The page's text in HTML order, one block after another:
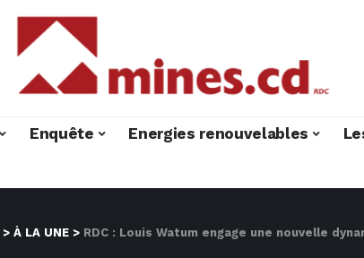
Enquête Energies renouvelables
> À LA UNE > RDC : Louis Watum engage une nouvelle